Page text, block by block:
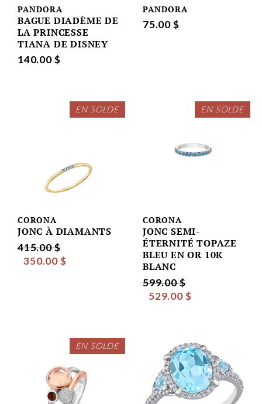
PANDORA
BAGUE DIADÈME DE
LA PRINCESSE
TIANA DE DISNEY
140.00 $
PANDORA
75.00 $
EN SOLDE
CORONA
JONC À DIAMANTS
415.00 $
350.00 $
EN SOLDE
CORONA
JONC SEMI-
ÉTERNITÉ TOPAZE
BLEU EN OR 10K
BLANC
599.00 $
529.00 $
EN SOLDE